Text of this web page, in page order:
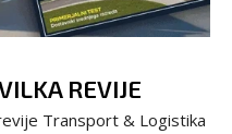
REVIJE
Transport & Logistika